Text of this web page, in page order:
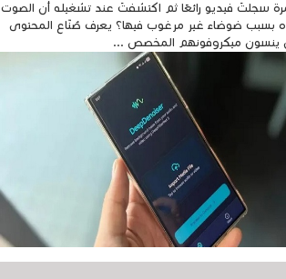
سجلتَ فيديو رائعًا ثم اكتشفتَ عند تشغيله أن الصوت
بسبب ضوضاء غير مرغوب فيها؟ يعرف صُنّاع المحتوى
ينسون ميكروفونهم المخصص ...